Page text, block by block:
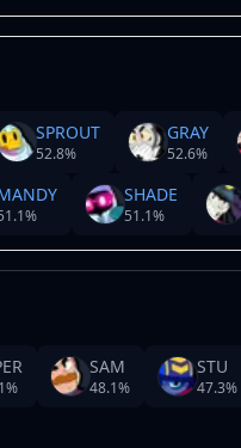
SPROUT
52.8%
GRAY
52.6%
%
SHADE
51.1%
%
SAM
48.1%
STU
47.3%